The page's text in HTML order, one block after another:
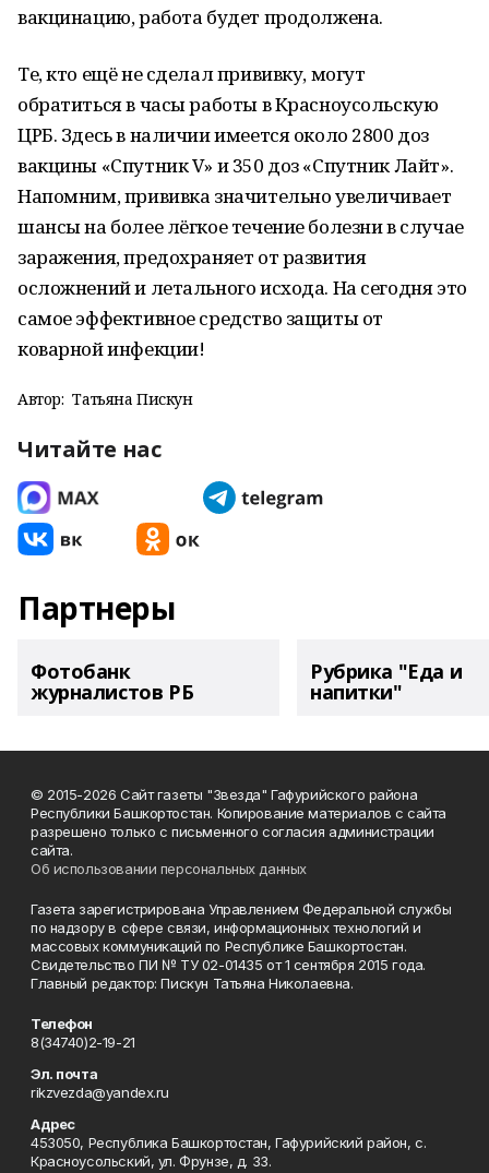
вакцинацию, работа будет продолжена.
Те, кто ещё не сделал прививку, могут
обратиться в часы работы в Красноусольскую
ЦРБ. Здесь в наличии имеется около 2800 доз
вакцины «Спутник V» и 350 доз «Спутник Лайт».
Напомним, прививка значительно увеличивает
шансы на более лёгкое течение болезни в случае
заражения, предохраняет от развития
осложнений и летального исхода. На сегодня это
самое эффективное средство защиты от
коварной инфекции!
Автор: Татьяна Пискун
Читайте нас
Партнеры
Фотобанк
журналистов РБ
Рубрика "Еда и
напитки"
© 2015-2026 Сайт газеты "Звезда" Гафурийского района
Республики Башкортостан. Копирование материалов с сайта
разрешено только с письменного согласия администрации
сайта.
Об использовании персональных данных
Газета зарегистрирована Управлением Федеральной службы
по надзору в сфере связи, информационных технологий и
массовых коммуникаций по Республике Башкортостан.
Свидетельство ПИ № ТУ 02-01435 от 1 сентября 2015 года.
Главный редактор: Пискун Татьяна Николаевна.
Телефон
8(34740)2-19-21
Эл. почта
rikzvezda@yandex.ru
Адрес
453050, Республика Башкортостан, Гафурийский район, с.
Красноусольский, ул. Фрунзе, д. 33.